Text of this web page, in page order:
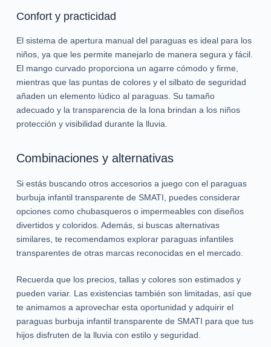
Confort y practicidad
El sistema de apertura manual del paraguas es ideal para los
niños, ya que les permite manejarlo de manera segura y fácil.
El mango curvado proporciona un agarre cómodo y firme,
mientras que las puntas de colores y el silbato de seguridad
añaden un elemento lúdico al paraguas. Su tamaño
adecuado y la transparencia de la lona brindan a los niños
protección y visibilidad durante la lluvia.
Combinaciones y alternativas
Si estás buscando otros accesorios a juego con el paraguas
burbuja infantil transparente de SMATI, puedes considerar
opciones como chubasqueros o impermeables con diseños
divertidos y coloridos. Además, si buscas alternativas
similares, te recomendamos explorar paraguas infantiles
transparentes de otras marcas reconocidas en el mercado.
Recuerda que los precios, tallas y colores son estimados y
pueden variar. Las existencias también son limitadas, así que
te animamos a aprovechar esta oportunidad y adquirir el
paraguas burbuja infantil transparente de SMATI para que tus
hijos disfruten de la lluvia con estilo y seguridad.